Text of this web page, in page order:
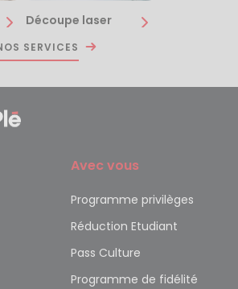
Découpe laser
SERVICES
Avec vous
Programme privilèges
Réduction Etudiant
Pass Culture
Programme de fidélité